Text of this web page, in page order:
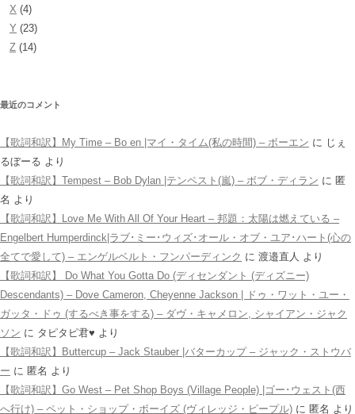
X (4)
Y (23)
Z (14)
最近のコメント
【歌詞和訳】My Time – Bo en |マイ・タイム(私の時間) – ボーエン に じぇ
るぼーる より
【歌詞和訳】Tempest – Bob Dylan |テンペスト(嵐) – ボブ・ディラン に 匿
名 より
【歌詞和訳】Love Me With All Of Your Heart – 邦題：太陽は燃えている –
Engelbert Humperdinck|ラブ･ミー･ウィズ･オール・オブ・ユア･ハート(心の
全てで愛して) – エンゲルベルト・フンパーディンク に 渡邉直人 より
【歌詞和訳】 Do What You Gotta Do (ディセンダント (ディズニー)
Descendants) – Dove Cameron, Cheyenne Jackson | ドゥ・ワット・ユー・
ガッタ・ドゥ (するべき事をする) – ダヴ・キャメロン, シャイアン・ジャク
ソン に タピタピ君♥️ より
【歌詞和訳】Buttercup – Jack Stauber |バターカップ – ジャック・ストウバ
ー に 匿名 より
【歌詞和訳】Go West – Pet Shop Boys (Village People) |ゴー･ウェスト(西
へ行け) – ペット・ショップ・ボーイズ (ヴィレッジ・ピープル) に 匿名 より